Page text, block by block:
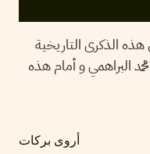
الذكرى التاريخية
البراهمي و أمام هذه
أروى بركات